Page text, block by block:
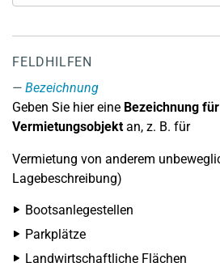
FELDHILFEN
Bezeichnung
Geben Sie hier eine Bezeichnung
Vermietungsobjektan, z. B. für
Vermietung von anderem
Lagebeschreibung)
Bootsanlegestellen
Parkplätze
Landwirtschaftliche Flächen